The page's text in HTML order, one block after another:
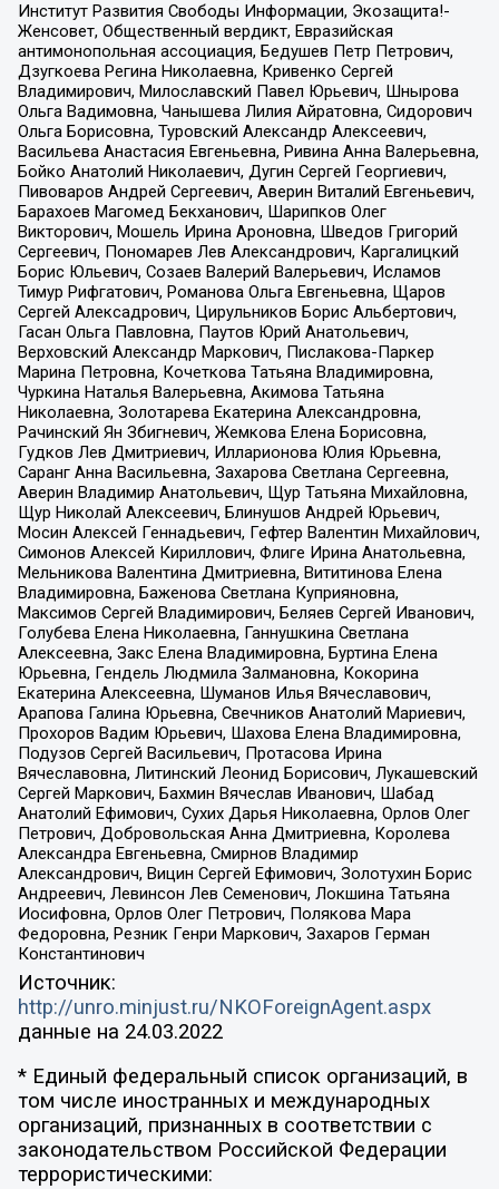
Институт Развития Свободы Информации, Экозащита!-
Женсовет, Общественный вердикт, Евразийская
антимонопольная ассоциация, Бедушев Петр Петрович,
Дзугкоева Регина Николаевна, Кривенко Сергей
Владимирович, Милославский Павел Юрьевич, Шнырова
Ольга Вадимовна, Чанышева Лилия Айратовна, Сидорович
Ольга Борисовна, Туровский Александр Алексеевич,
Васильева Анастасия Евгеньевна, Ривина Анна Валерьевна,
Бойко Анатолий Николаевич, Дугин Сергей Георгиевич,
Пивоваров Андрей Сергеевич, Аверин Виталий Евгеньевич,
Барахоев Магомед Бекханович, Шарипков Олег
Викторович, Мошель Ирина Ароновна, Шведов Григорий
Сергеевич, Пономарев Лев Александрович, Каргалицкий
Борис Юльевич, Созаев Валерий Валерьевич, Исламов
Тимур Рифгатович, Романова Ольга Евгеньевна, Щаров
Сергей Алексадрович, Цирульников Борис Альбертович,
Гасан Ольга Павловна, Паутов Юрий Анатольевич,
Верховский Александр Маркович, Пислакова-Паркер
Марина Петровна, Кочеткова Татьяна Владимировна,
Чуркина Наталья Валерьевна, Акимова Татьяна
Николаевна, Золотарева Екатерина Александровна,
Рачинский Ян Збигневич, Жемкова Елена Борисовна,
Гудков Лев Дмитриевич, Илларионова Юлия Юрьевна,
Саранг Анна Васильевна, Захарова Светлана Сергеевна,
Аверин Владимир Анатольевич, Щур Татьяна Михайловна,
Щур Николай Алексеевич, Блинушов Андрей Юрьевич,
Мосин Алексей Геннадьевич, Гефтер Валентин Михайлович,
Симонов Алексей Кириллович, Флиге Ирина Анатольевна,
Мельникова Валентина Дмитриевна, Вититинова Елена
Владимировна, Баженова Светлана Куприяновна,
Максимов Сергей Владимирович, Беляев Сергей Иванович,
Голубева Елена Николаевна, Ганнушкина Светлана
Алексеевна, Закс Елена Владимировна, Буртина Елена
Юрьевна, Гендель Людмила Залмановна, Кокорина
Екатерина Алексеевна, Шуманов Илья Вячеславович,
Арапова Галина Юрьевна, Свечников Анатолий Мариевич,
Прохоров Вадим Юрьевич, Шахова Елена Владимировна,
Подузов Сергей Васильевич, Протасова Ирина
Вячеславовна, Литинский Леонид Борисович, Лукашевский
Сергей Маркович, Бахмин Вячеслав Иванович, Шабад
Анатолий Ефимович, Сухих Дарья Николаевна, Орлов Олег
Петрович, Добровольская Анна Дмитриевна, Королева
Александра Евгеньевна, Смирнов Владимир
Александрович, Вицин Сергей Ефимович, Золотухин Борис
Андреевич, Левинсон Лев Семенович, Локшина Татьяна
Иосифовна, Орлов Олег Петрович, Полякова Мара
Федоровна, Резник Генри Маркович, Захаров Герман
Константинович
Источник:
http://unro.minjust.ru/NKOForeignAgent.aspx
данные на 24.03.2022
* Единый федеральный список организаций, в
том числе иностранных и международных
организаций, признанных в соответствии с
законодательством Российской Федерации
террористическими: